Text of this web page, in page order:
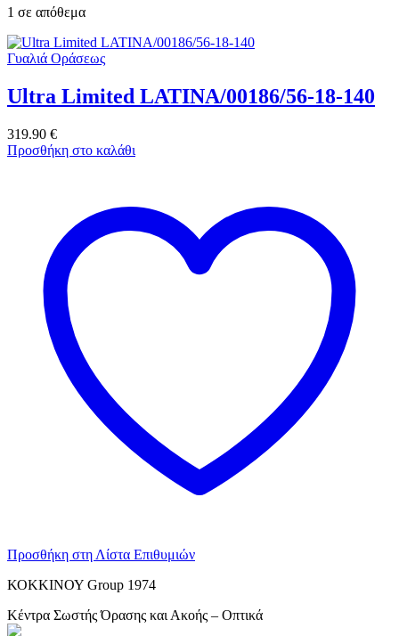
1 σε απόθεμα
Γυαλιά Οράσεως
Ultra Limited LATINA/00186/56-18-140
319.90 €
Προσθήκη στο καλάθι
Προσθήκη στη Λίστα Επιθυμιών
ΚΟΚΚΙΝΟΥ Group 1974
Κέντρα Σωστής Όρασης και Ακοής – Οπτικά